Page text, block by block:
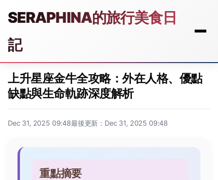
SERAPHINA的旅行美食日
記
上升星座金牛全攻略：外在人格、優點
缺點與生命軌跡深度解析
Dec 31, 2025 09:48最後更新：Dec 31, 2025 09:48
重點摘要